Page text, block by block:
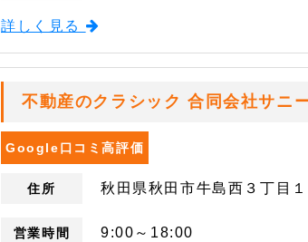
詳しく見る
不動産のクラシック 合同会社サ
Google口コミ高評価
住所 秋田県秋田市牛島西３丁目
営業時間 9:00～18:00